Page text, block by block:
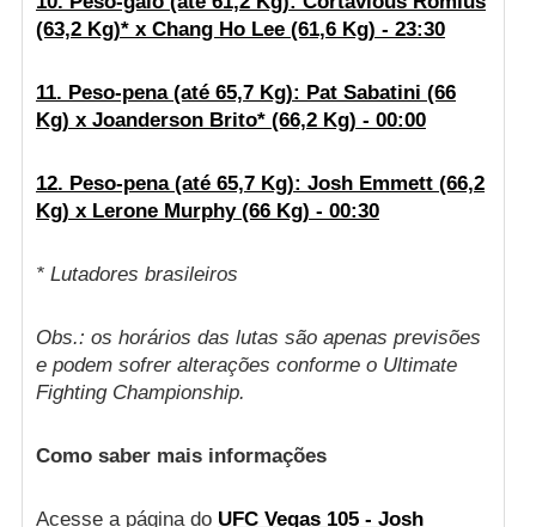
(63,2 Kg)* x Chang Ho Lee (61,6 Kg) - 23:30
11. Peso-pena (até 65,7 Kg): Pat Sabatini (66
Kg) x Joanderson Brito* (66,2 Kg) - 00:00
12. Peso-pena (até 65,7 Kg): Josh Emmett (66,2
Kg) x Lerone Murphy (66 Kg) - 00:30
* Lutadores brasileiros
Obs.: os horários das lutas são apenas previsões
e podem sofrer alterações conforme o Ultimate
Fighting Championship.
Como saber mais informações
Acesse a página do UFC Vegas 105 - Josh